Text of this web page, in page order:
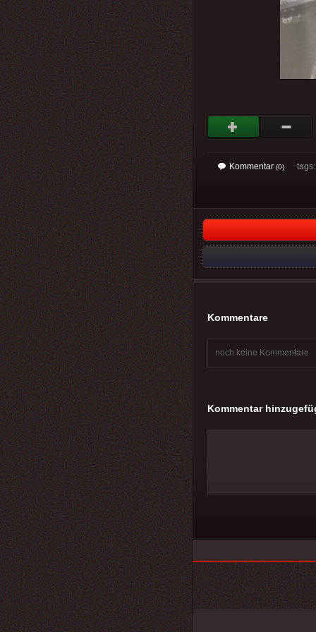
Kommentar (0)
Kommentare
noch keine Kommentare
Kommentar